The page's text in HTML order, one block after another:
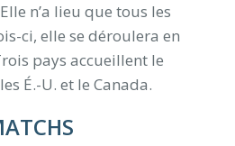
n’a lieu que tous les
ci, elle se déroulera en
pays accueillent le
É.-U. et le Canada.